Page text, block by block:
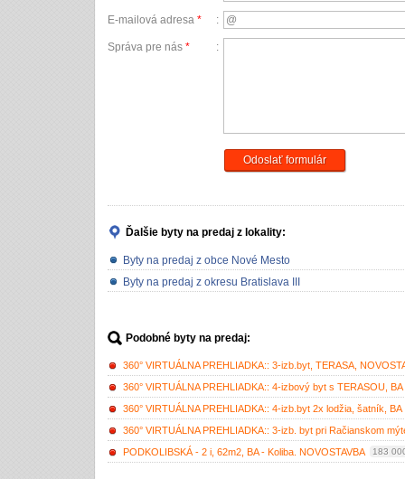
E-mailová adresa * :
Správa pre nás * :
Odoslať formulár
Ďalšie byty na predaj z lokality:
Byty na predaj z obce Nové Mesto
Byty na predaj z okresu Bratislava III
Podobné byty na predaj:
360° VIRTUÁLNA PREHLIADKA:: 3-izb.byt, TERASA,
360° VIRTUÁLNA PREHLIADKA:: 4-izbový byt s TERASOU,
360° VIRTUÁLNA PREHLIADKA:: 4-izb.byt 2x lodžia, šatník,
360° VIRTUÁLNA PREHLIADKA:: 3-izb. byt pri Račianskom
PODKOLIBSKÁ - 2 i, 62m2, BA - Koliba. NOVOSTAVBA
183